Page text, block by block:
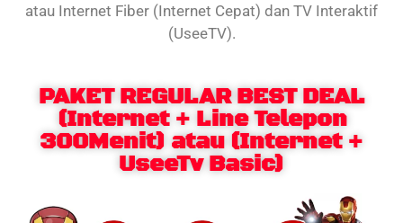
atau Internet Fiber (Internet Cepat) dan TV Interaktif
(UseeTV).
PAKET REGULAR BEST DEAL
(Internet + Line Telepon
300Menit) atau (Internet +
UseeTv Basic)